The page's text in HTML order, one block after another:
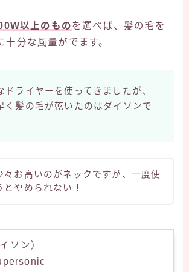
以上のものを選べば、髪の毛を
十分な風量がでます。
ドライヤーを使ってきましたが、
く髪の毛が乾いたのはダイソンで
々お高いのがネックですが、一度使
とやめられない！
ソン）